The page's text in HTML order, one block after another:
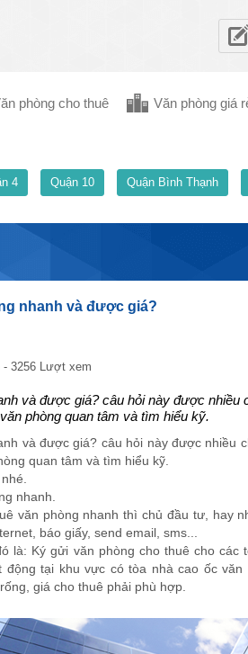
phòng cho thuê Văn phòng giá
4 Quận 10 Quận Bình Thạnh
nhanh và được giá?
- 3256 Lượt xem
và được giá? câu hỏi này được
phòng quan tâm và tìm hiểu kỹ.
và được giá? câu hỏi này được nhiều
quan tâm và tìm hiểu kỹ.
nhanh.
văn phòng nhanh thì chủ đầu tư, hay
báo giấy, send email, sms...
là: Ký gửi văn phòng cho thuê cho các
tại khu vực có tòa nhà cao ốc
giá cho thuê phải phù hợp.